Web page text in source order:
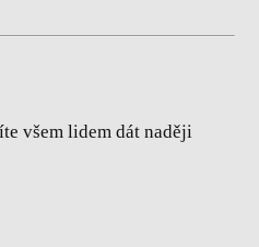
všem lidem dát naději